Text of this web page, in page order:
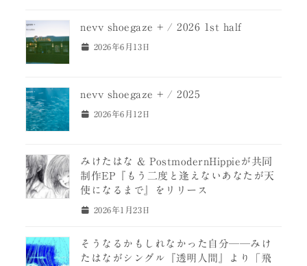
nevv shoegaze + / 2026 1st half
2026年6月13日
nevv shoegaze + / 2025
2026年6月12日
みけたはな & PostmodernHippieが共同
制作EP『もう二度と逢えないあなたが天
使になるまで』をリリース
2026年1月23日
そうなるかもしれなかった自分──みけ
たはながシングル『透明人間』より「飛